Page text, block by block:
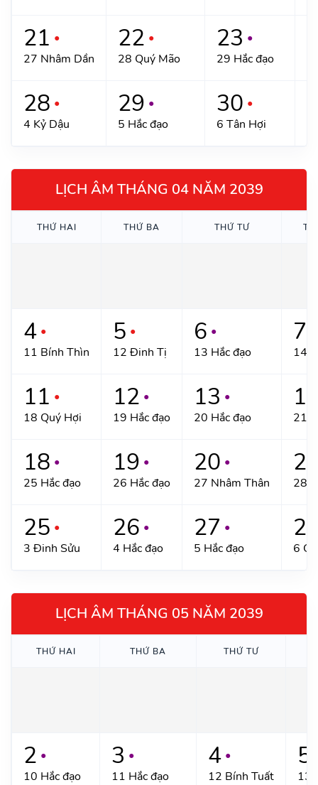
21 ●
27 Nhâm Dần
22 ●
28 Quý Mão
23 ●
29 Hắc đạo
28 ●
4 Kỷ Dậu
29 ●
5 Hắc đạo
30 ●
6 Tân Hợi
LỊCH ÂM THÁNG 04 NĂM 2039
THỨ HAI THỨ BA THỨ TƯ
4 ●
11 Bính Thìn
5 ●
12 Đinh Tị
6 ●
13 Hắc đạo
7
14
11 ●
18 Quý Hợi
12 ●
19 Hắc đạo
13 ●
20 Hắc đạo 21
18 ●
25 Hắc đạo
19 ●
26 Hắc đạo
20 ●
27 Nhâm Thân 28
25 ●
3 Đinh Sửu
26 ●
4 Hắc đạo
27 ●
5 Hắc đạo 6
LỊCH ÂM THÁNG 05 NĂM 2039
THỨ HAI THỨ BA THỨ TƯ
2 ●
10 Hắc đạo
3 ●
11 Hắc đạo
4 ●
12 Bính Tuất
5
13